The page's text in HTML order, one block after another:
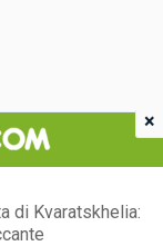
di Kvaratskhelia:
×